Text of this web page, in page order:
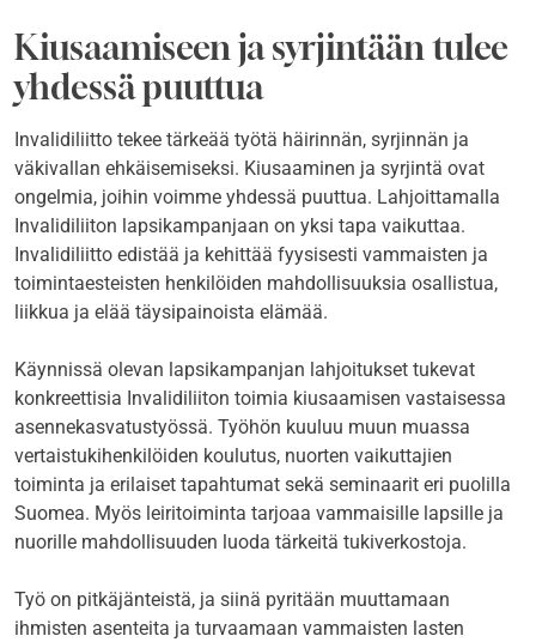
Kiusaamiseen ja syrjintään tulee
yhdessä puuttua
Invalidiliitto tekee tärkeää työtä häirinnän, syrjinnän ja
väkivallan ehkäisemiseksi. Kiusaaminen ja syrjintä ovat
ongelmia, joihin voimme yhdessä puuttua. Lahjoittamalla
Invalidiliiton lapsikampanjaan on yksi tapa vaikuttaa.
Invalidiliitto edistää ja kehittää fyysisesti vammaisten ja
toimintaesteisten henkilöiden mahdollisuuksia osallistua,
liikkua ja elää täysipainoista elämää.
Käynnissä olevan lapsikampanjan lahjoitukset tukevat
konkreettisia Invalidiliiton toimia kiusaamisen vastaisessa
asennekasvatustyössä. Työhön kuuluu muun muassa
vertaistukihenkilöiden koulutus, nuorten vaikuttajien
toiminta ja erilaiset tapahtumat sekä seminaarit eri puolilla
Suomea. Myös leiritoiminta tarjoaa vammaisille lapsille ja
nuorille mahdollisuuden luoda tärkeitä tukiverkostoja.
Työ on pitkäjänteistä, ja siinä pyritään muuttamaan
ihmisten asenteita ja turvaamaan vammaisten lasten